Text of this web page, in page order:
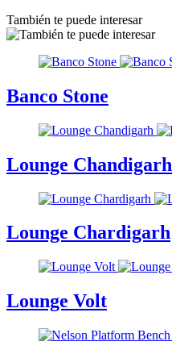
También te puede interesar
Banco Stone
Lounge Chandigarh
Lounge Chardigarh
Lounge Volt